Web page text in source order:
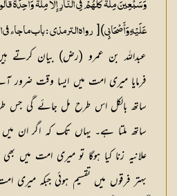
وَسَبْعِینَ مِلَّۃً کُلُّہُمْ فِی النَّارِ إِلَّا مِلَّۃً وَاحِدَۃً
عَلَیْہِ وَأَصْحَابِی)[ رواہ الترمذی : باب ماجاء فی
عبداللہ بن عمرو (رض) بیان
فرمایا میری امت میں ایسا وقت ضرور
ساتھ بالکل اس طرح مل جائے گی
ساتھ ملتا ہے۔ یہاں تک کہ اگر ان
علانیہ زنا کیا ہوگا تو میری امت میں
بہتر فرقوں میں تقسیم ہوئی جبکہ